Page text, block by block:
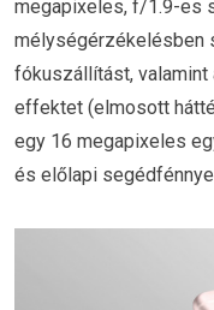
megapixeles, f/1.9-es
mélységérzékelésben
fókuszállítást, valamint
effektet (elmosott
egy 16 megapixeles
és előlapi